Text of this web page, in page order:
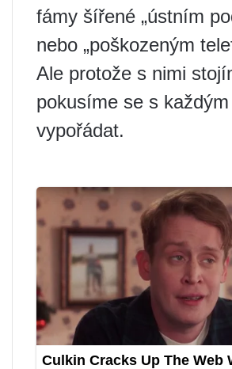
fámy šířené „ústním
nebo „poškozeným
Ale protože s nimi
pokusíme se s
vypořádat.